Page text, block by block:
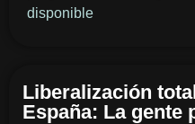
disponible
Liberalización
España: La gente